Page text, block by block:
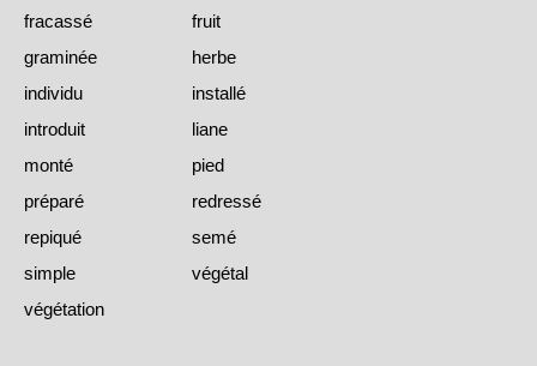
fracassé
fruit
graminée
herbe
individu
installé
introduit
liane
monté
pied
préparé
redressé
repiqué
semé
simple
végétal
végétation